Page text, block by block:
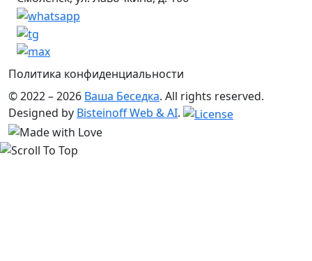
Политика конфиденциальности
© 2022 – 2026 Ваша Беседка. All rights reserved.
Designed by Bisteinoff Web & AI.